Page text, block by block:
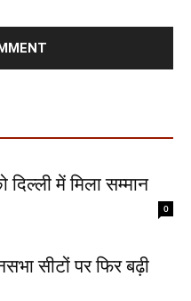
दिल्ली में मिला सम्मान
0
सीटों पर फिर बढ़ी